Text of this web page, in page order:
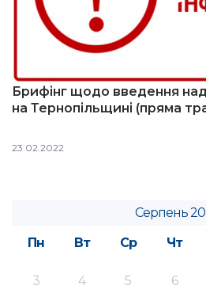
Брифінг щодо введення
на Тернопільщині (пряма
23.02.2022
Серпень
Пн
Вт Ср Чт
3
4 5 6